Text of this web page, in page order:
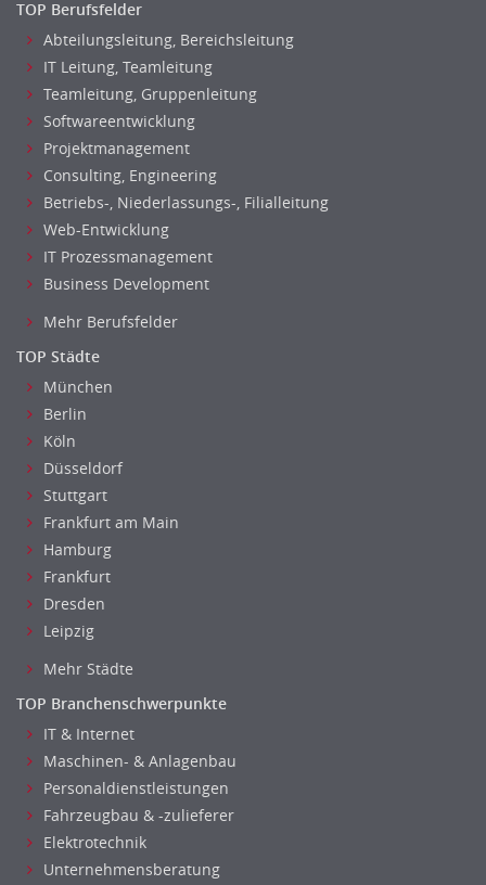
TOP Berufsfelder
Abteilungsleitung, Bereichsleitung
IT Leitung, Teamleitung
Teamleitung, Gruppenleitung
Softwareentwicklung
Projektmanagement
Consulting, Engineering
Betriebs-, Niederlassungs-, Filialleitung
Web-Entwicklung
IT Prozessmanagement
Business Development
Mehr Berufsfelder
TOP Städte
München
Berlin
Köln
Düsseldorf
Stuttgart
Frankfurt am Main
Hamburg
Frankfurt
Dresden
Leipzig
Mehr Städte
TOP Branchenschwerpunkte
IT & Internet
Maschinen- & Anlagenbau
Personaldienstleistungen
Fahrzeugbau & -zulieferer
Elektrotechnik
Unternehmensberatung